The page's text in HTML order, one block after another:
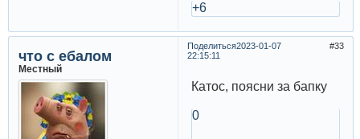
+6
Поделиться 33
2023-01-07
22:15:11
что с ебалом
Местный
Катос, поясни за бапку
0